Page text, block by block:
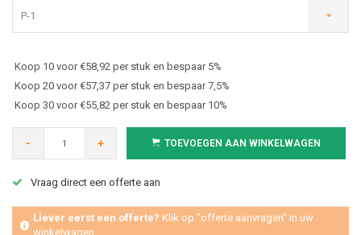
P-1
Koop 10 voor €58,92 per stuk en bespaar 5%
Koop 20 voor €57,37 per stuk en bespaar 7,5%
Koop 30 voor €55,82 per stuk en bespaar 10%
- + TOEVOEGEN AAN WINKELWAGEN
Vraag direct een offerte aan
Liever eerst een offerte? Klik op "offerte aanvragen" in uw
winkelwagen